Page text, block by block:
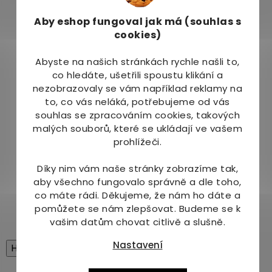
Aby eshop fungoval jak má (souhlas s
cookies)
Abyste na našich stránkách rychle našli to,
co hledáte, ušetřili spoustu klikání a
nezobrazovaly se vám například reklamy na
to, co vás neláká, potřebujeme od vás
souhlas se zpracováním cookies, takových
malých souborů, které se ukládají ve vašem
prohlížeči.
Díky nim vám naše stránky zobrazíme tak,
aby všechno fungovalo správně a dle toho,
co máte rádi. Děkujeme, že nám ho dáte a
pomůžete se nám zlepšovat. Budeme se k
vašim datům chovat citlivě a slušně.
Nastavení
Užívejte 1 kapsle 1 – 3x denně. Kapsli spolkněte
celou a zapijte tekutinou.
90 kapslí - dávka až na 3 měsíce
Upozornění:
Obsah začněte užívat pouze z nepoškozeného
bezpečnostního obalu. Nepřekračujte
doporučené denní dávkování. Není určeno
stravy. Skladujte na suchém a chladném místě, v
uzavřeném obalu, mimo dosah dětí! Minimální
trvanlivost do data uvedeného na obalu.
High-contrast mode